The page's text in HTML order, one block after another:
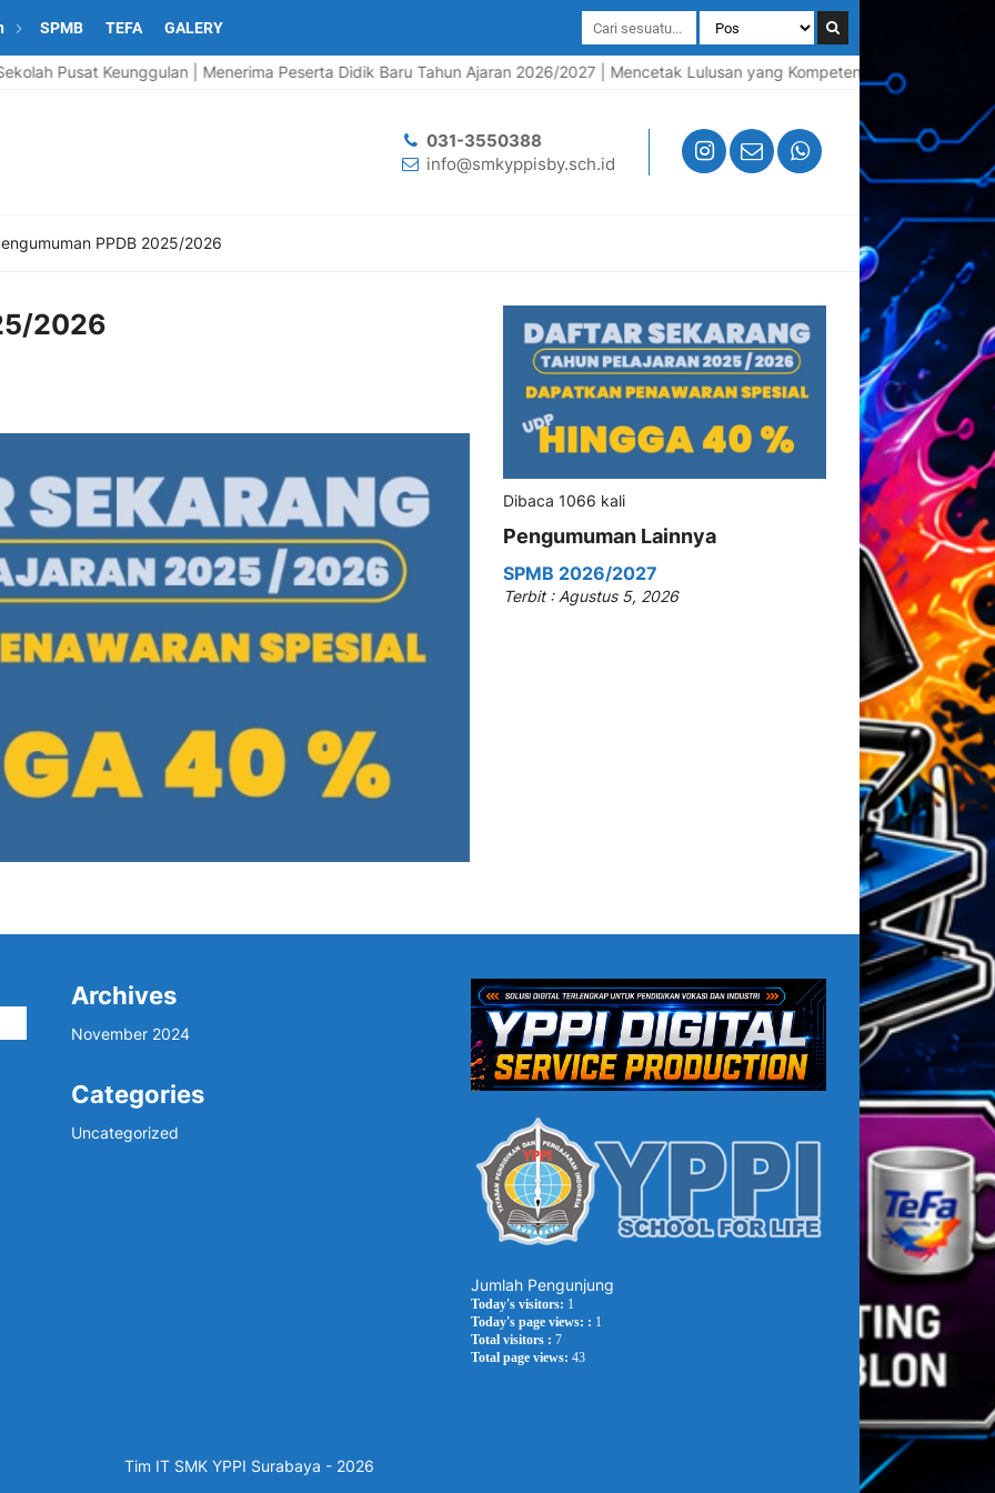
SPMB TEFA GALERY
Pusat Keunggulan | Menerima Peserta Didik Baru Tahun Ajaran 2026/2027 | Mencetak Lulusan yang Kompeten, Berkarakter, dan
031-3550388
info@smkyppisby.sch.id
PPDB 2025/2026
2026
Dibaca 1066 kali
Pengumuman Lainnya
SPMB 2026/2027
Terbit : Agustus 5, 2026
Archives
November 2024
Categories
Uncategorized
Jumlah Pengunjung
Today's visitors: 1
Today's page views: : 1
Total visitors : 7
Total page views: 43
Tim IT SMK YPPI Surabaya - 2026